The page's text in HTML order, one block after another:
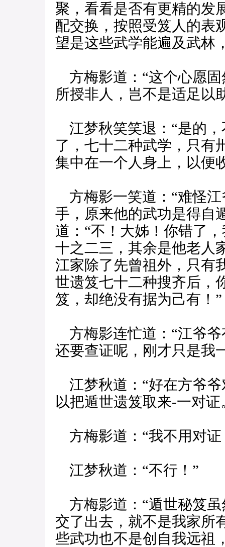
聚，看看是否有更精的发
配交换，按照受笈人的表
望是这些武学能遍及武林
方梅影道：“这个心愿
所授非人，岂不是适足以
江梦秋笑笑退：“是的
了，七十二种武学，只有
集中在一个人身上，以便
方梅影一笑道：“难怪
手，原来他的武功是得
道：“不！大姊！你错了
十之二三，其余是他老人
江家除了先曾祖外，只有
世遗笈七十二种搜齐后，
笈，却绝没有据为己有！”
方梅影连忙道：“江爷
还要查证呢，刚才只是我
江梦秋道：“好在方爷
以把遁世遗笈取来-一对证
方梅影道：“我不用对证
江梦秋道：“不行！”
方梅影道：“遁世秘笈
交了出去，就不是我家所
些武功也不是创自我远祖